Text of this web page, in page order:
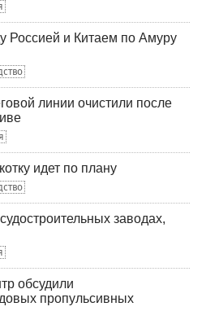
Россией и Китаем по Амуру
линии очистили после
идет по плану
заводах,
обсудили
пропульсивных